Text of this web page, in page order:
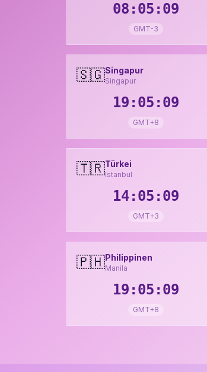
08:05:11
GMT-3
🇸🇬Singapur
Singapur
19:05:11
GMT+8
🇹🇷Türkei
Istanbul
14:05:11
GMT+3
🇵🇭Philippinen
Manila
19:05:11
GMT+8